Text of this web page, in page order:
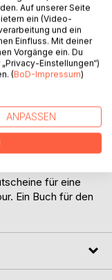
des
Touren und
in den Allgäuer
sind in
für eine
Ein Buch für den
Auf unserer Seite
ein (Video-
und ein
Einfluss. Mit deiner
Vorgänge ein. Du
Einstellungen“)
(BoD-Impressum)
ANPASSEN